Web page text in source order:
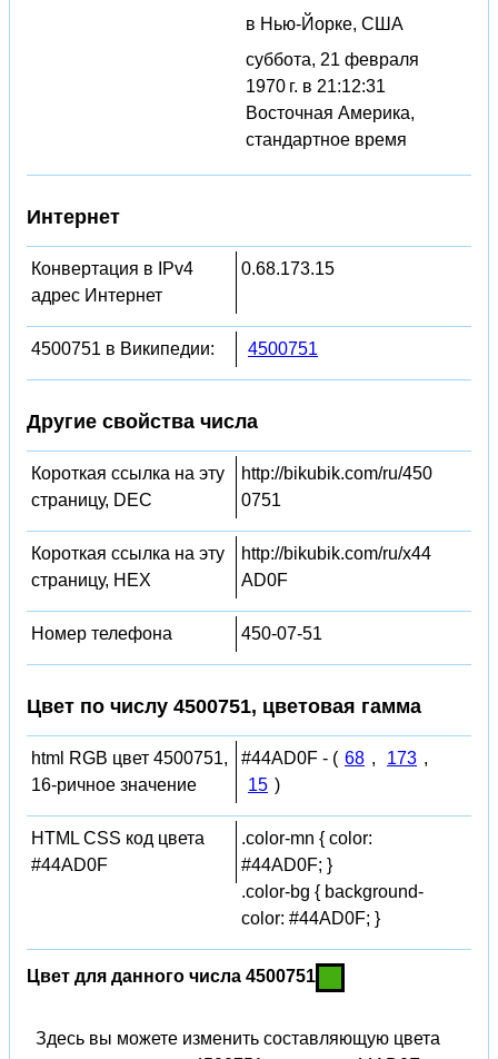
в Нью-Йорке, США
суббота, 21 февраля
1970 г. в 21:12:31
Восточная Америка,
стандартное время
Интернет
Конвертация в IPv4
адрес Интернет
0.68.173.15
4500751 в Википедии: 4500751
Другие свойства числа
Короткая ссылка на эту
страницу, DEC
http://bikubik.com/ru/450
0751
Короткая ссылка на эту
страницу, HEX
http://bikubik.com/ru/x44
AD0F
Номер телефона 450-07-51
Цвет по числу 4500751, цветовая гамма
html RGB цвет 4500751,
16-ричное значение
#44AD0F - ( 68 , 173 ,
15 )
HTML CSS код цвета
#44AD0F
.color-mn { color:
#44AD0F; }
.color-bg { background-
color: #44AD0F; }
Цвет для данного числа 4500751
Здесь вы можете изменить составляющую цвета